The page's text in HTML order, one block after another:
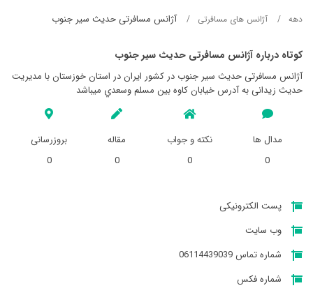
دهه آژانس های مسافرتی آژانس مسافرتی حديث سير جنوب
کوتاه درباره آژانس مسافرتی حديث سير جنوب
آژانس مسافرتی حديث سير جنوب در کشور ایران در استان خوزستان با مدیریت
حدیث زیدانی به آدرس خيابان كاوه بين مسلم وسعدي میباشد
مدال ها
0
نکته و جواب
0
مقاله
0
بروزرسانی
0
پست الکترونیکی
وب سایت
شماره تماس 06114439039
شماره فکس